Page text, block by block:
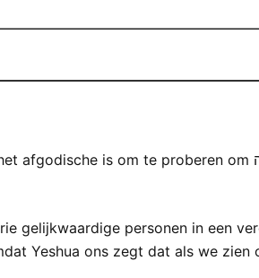
gelijkwaardige personen in een
Yeshua ons zegt dat als we